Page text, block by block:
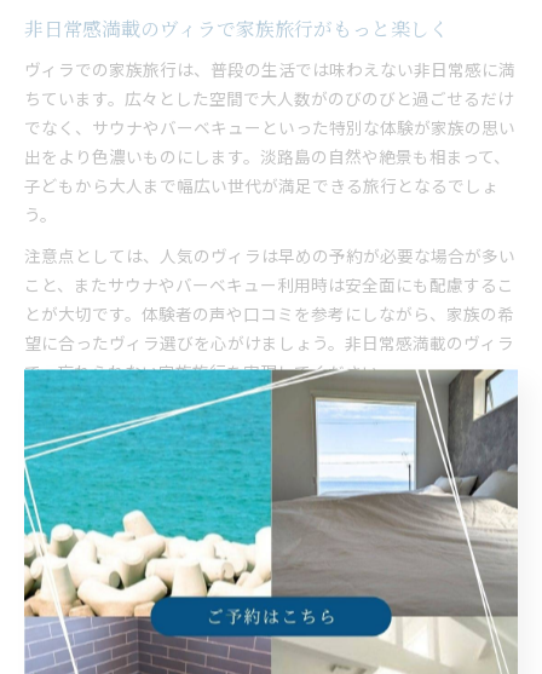
非日常感満載のヴィラで家族旅行がもっと楽しく
ヴィラでの家族旅行は、普段の生活では味わえない非日常感に満
ちています。広々とした空間で大人数がのびのびと過ごせるだけ
でなく、サウナやバーベキューといった特別な体験が家族の思い
出をより色濃いものにします。淡路島の自然や絶景も相まって、
子どもから大人まで幅広い世代が満足できる旅行となるでしょ
う。
注意点としては、人気のヴィラは早めの予約が必要な場合が多い
こと、またサウナやバーベキュー利用時は安全面にも配慮するこ
とが大切です。体験者の声や口コミを参考にしながら、家族の希
望に合ったヴィラ選びを心がけましょう。非日常感満載のヴィラ
で、忘れられない家族旅行を実現してください。
朝焼けを眺めて始まる贅沢な家
族旅行体験
淡路島ヴィラで楽しむピンク色の朝焼け体験
淡路島のヴィラでは、瀬戸内海に面した立地を活かし、朝日が昇
る瞬間に空がピンク色に染まる絶景を堪能できます。家族やグル